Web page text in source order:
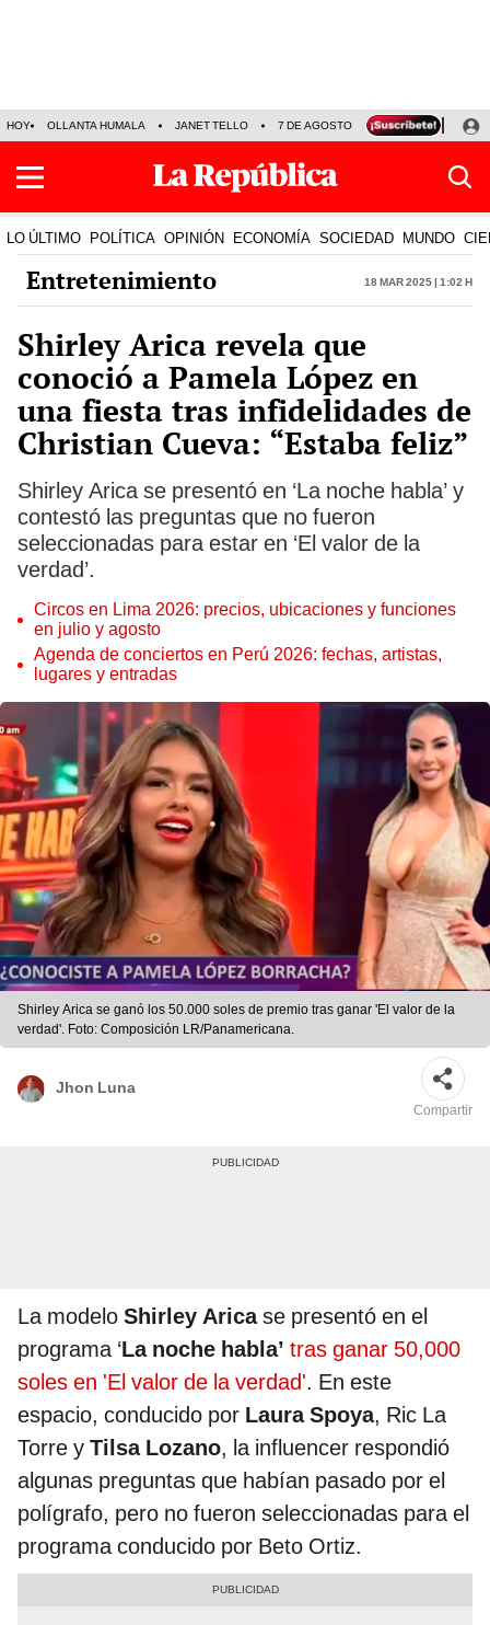
HOY OLLANTA HUMALA JANET TELLO 7 DE AGOSTO TINKA RESULTADOS
LO ÚLTIMO POLÍTICA OPINIÓN ECONOMÍA SOCIEDAD MUNDO
Entretenimiento 18 Mar 2025 | 1:02 h
Shirley Arica revela que
conoció a Pamela López en
una fiesta tras infidelidades de
Christian Cueva: “Estaba feliz”
Shirley Arica se presentó en ‘La noche habla’ y
contestó las preguntas que no fueron
seleccionadas para estar en ‘El valor de la
verdad’.
Circos en Lima 2026: precios, ubicaciones y funciones
en julio y agosto
Agenda de conciertos en Perú 2026: fechas, artistas,
lugares y entradas
Shirley Arica se ganó los 50.000 soles de premio tras ganar 'El valor de la
verdad'. Foto: Composición LR/Panamericana.
Jhon Luna
Compartir
La modelo Shirley Aricase presentó en el
programa ‘La noche habla’ tras ganar 50,000
soles en 'El valor de la verdad'. En este
espacio, conducido por Laura Spoya, Ric La
Torre y Tilsa Lozano, la influencer respondió
algunas preguntas que habían pasado por el
polígrafo, pero no fueron seleccionadas para el
programa conducido por Beto Ortiz.